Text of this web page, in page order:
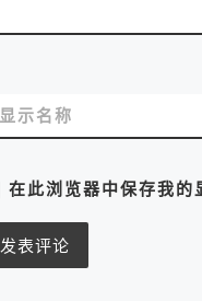
显示名称
在此浏览器中保存我的